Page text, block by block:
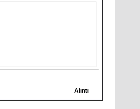
Alıntı